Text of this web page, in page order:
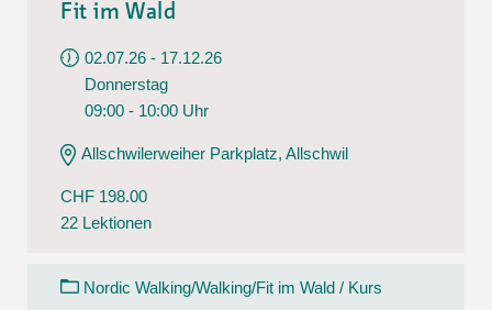
Fit im Wald
02.07.26 - 17.12.26
Donnerstag
09:00 - 10:00 Uhr
Allschwilerweiher Parkplatz, Allschwil
CHF 198.00
22 Lektionen
Nordic Walking/Walking/Fit im Wald / Kurs